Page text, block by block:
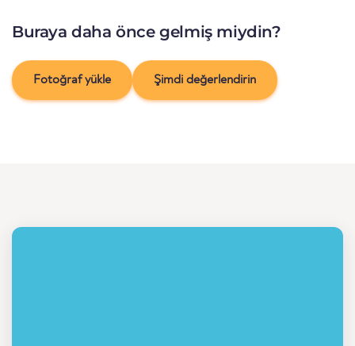
Buraya daha önce gelmiş miydin?
Fotoğraf yükle Şimdi değerlendirin